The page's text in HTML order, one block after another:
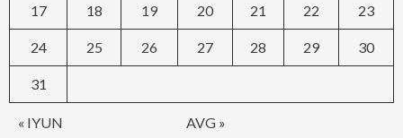
« IYUN AVG »
17 18 19 20 21 22 23
24 25 26 27 28 29 30
31